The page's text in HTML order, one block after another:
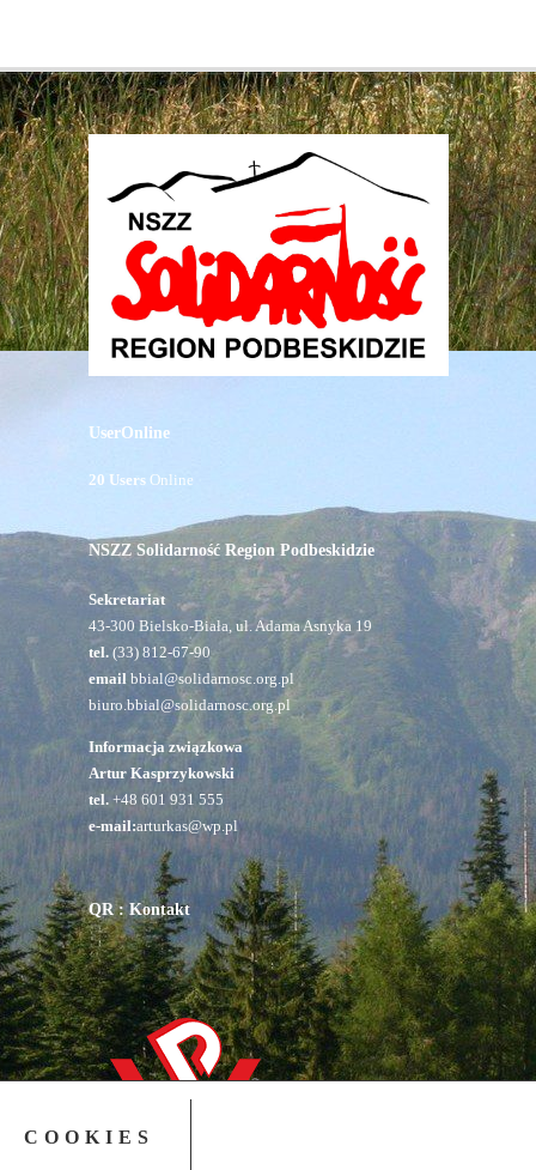
COOKIES
UserOnline
20 UsersOnline
NSZZ Solidarność Region Podbeskidzie
Sekretariat
43-300 Bielsko-Biała, ul. Adama Asnyka 19
tel.(33) 812-67-90
emailbbial@solidarnosc.org.pl
biuro.bbial@solidarnosc.org.pl
Informacja związkowa
Artur Kasprzykowski
tel.+48 601 931 555
e-mail:arturkas@wp.pl
QR : Kontakt